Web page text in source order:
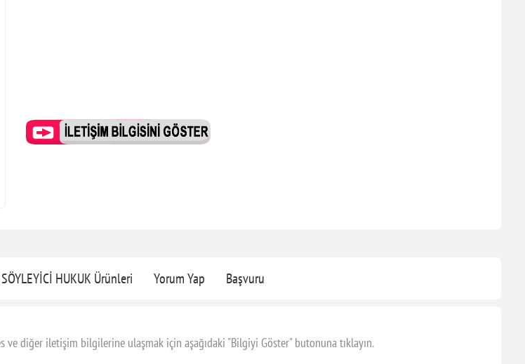
SÖYLEYİCİ HUKUK Ürünleri Yorum Yap Başvuru
ve diğer iletişim bilgilerine ulaşmak için aşağıdaki "Bilgiyi Göster" butonuna tıklayın.